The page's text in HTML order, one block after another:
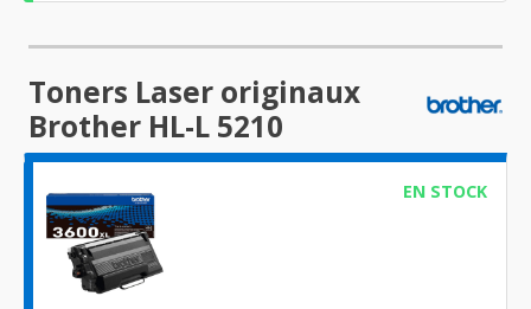
Toners Laser originaux
Brother HL-L 5210
EN STOCK